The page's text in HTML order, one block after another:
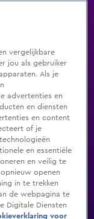
Genres
Bondgenoten
vergelijkbare
jou als gebruiker
Als je
advertenties en
en diensten
en content
of je
en essentiële
en veilig te
openen
in te trekken
de webpagina te
Digitale Diensten
voor